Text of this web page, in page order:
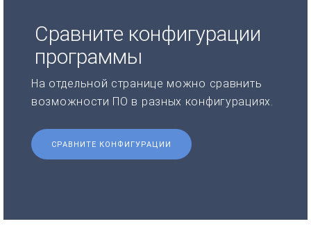
Сравните конфигурации
программы
На отдельной странице можно сравнить
возможности ПО в разных конфигурациях.
СРАВНИТЕ КОНФИГУРАЦИИ